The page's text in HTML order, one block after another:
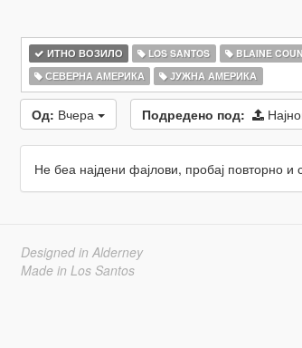
ИТНО ВОЗИЛО LOS SANTOS BLAINE
СЕВЕРНА АМЕРИКА
ЈУЖНА АМЕРИКА
Од: Вчера Подредено под:
Не беа најдени фајлови, пробај повторно
Designed in Alderney
Made in Los Santos